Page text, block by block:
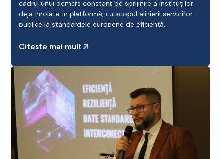
cadrul unui demers constant de sprijinire a instituțiilor
deja înrolate în platformă, cu scopul alinierii serviciilor
publice la standardele europene de eficiență,
Citește mai mult